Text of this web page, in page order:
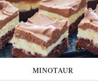
MINOTAUR